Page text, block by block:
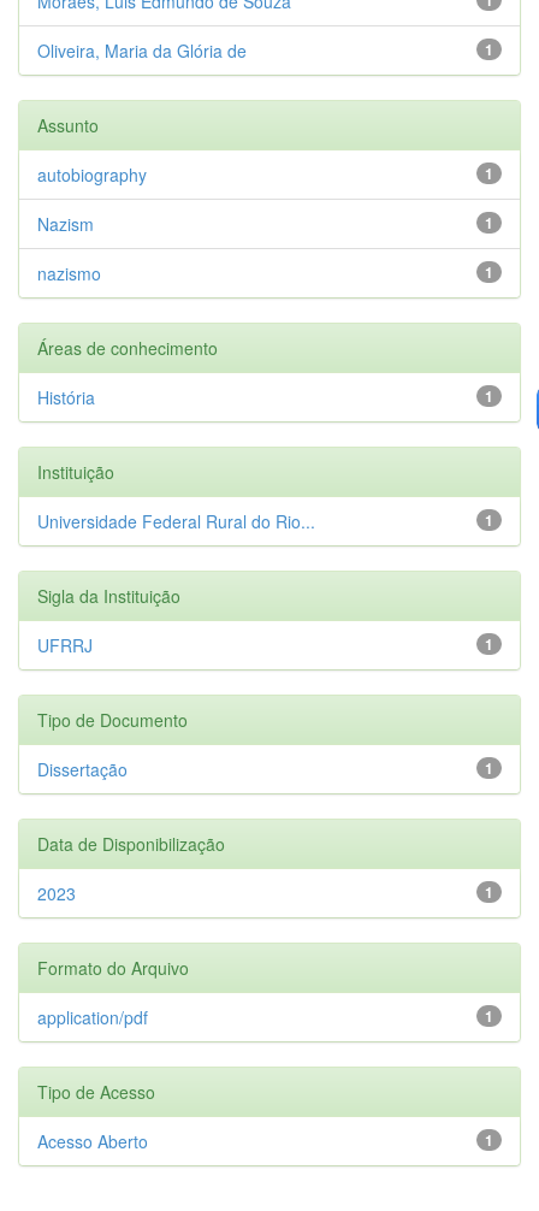
1
Oliveira, Maria da Glória de
Assunto
1
autobiography
1
Nazism
1
nazismo
Áreas de conhecimento
1
História
Instituição
1
Universidade Federal Rural do Rio...
Sigla da Instituição
1
UFRRJ
Tipo de Documento
1
Dissertação
Data de Disponibilização
1
2023
Formato do Arquivo
1
application/pdf
Tipo de Acesso
1
Acesso Aberto